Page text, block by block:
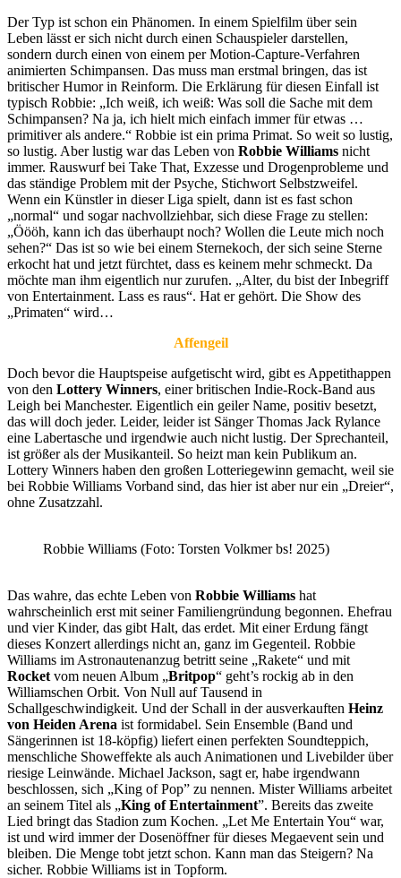
Der Typ ist schon ein Phänomen. In einem Spielfilm über sein
Leben lässt er sich nicht durch einen Schauspieler darstellen,
sondern durch einen von einem per Motion-Capture-Verfahren
animierten Schimpansen. Das muss man erstmal bringen, das ist
britischer Humor in Reinform. Die Erklärung für diesen Einfall ist
typisch Robbie: „Ich weiß, ich weiß: Was soll die Sache mit dem
Schimpansen? Na ja, ich hielt mich einfach immer für etwas …
primitiver als andere.“ Robbie ist ein prima Primat. So weit so lustig,
so lustig. Aber lustig war das Leben von Robbie Williams nicht
immer. Rauswurf bei Take That, Exzesse und Drogenprobleme und
das ständige Problem mit der Psyche, Stichwort Selbstzweifel.
Wenn ein Künstler in dieser Liga spielt, dann ist es fast schon
„normal“ und sogar nachvollziehbar, sich diese Frage zu stellen:
„Öööh, kann ich das überhaupt noch? Wollen die Leute mich noch
sehen?“ Das ist so wie bei einem Sternekoch, der sich seine Sterne
erkocht hat und jetzt fürchtet, dass es keinem mehr schmeckt. Da
möchte man ihm eigentlich nur zurufen. „Alter, du bist der Inbegriff
von Entertainment. Lass es raus“. Hat er gehört. Die Show des
„Primaten“ wird…
Affengeil
Doch bevor die Hauptspeise aufgetischt wird, gibt es Appetithappen
von den Lottery Winners, einer britischen Indie-Rock-Band aus
Leigh bei Manchester. Eigentlich ein geiler Name, positiv besetzt,
das will doch jeder. Leider, leider ist Sänger Thomas Jack Rylance
eine Labertasche und irgendwie auch nicht lustig. Der Sprechanteil,
ist größer als der Musikanteil. So heizt man kein Publikum an.
Lottery Winners haben den großen Lotteriegewinn gemacht, weil sie
bei Robbie Williams Vorband sind, das hier ist aber nur ein „Dreier“,
ohne Zusatzzahl.
Robbie Williams (Foto: Torsten Volkmer bs! 2025)
Das wahre, das echte Leben von Robbie Williams hat
wahrscheinlich erst mit seiner Familiengründung begonnen. Ehefrau
und vier Kinder, das gibt Halt, das erdet. Mit einer Erdung fängt
dieses Konzert allerdings nicht an, ganz im Gegenteil. Robbie
Williams im Astronautenanzug betritt seine „Rakete“ und mit
Rocket vom neuen Album „Britpop“ geht’s rockig ab in den
Williamschen Orbit. Von Null auf Tausend in
Schallgeschwindigkeit. Und der Schall in der ausverkauften Heinz
von Heiden Arena ist formidabel. Sein Ensemble (Band und
Sängerinnen ist 18-köpfig) liefert einen perfekten Soundteppich,
menschliche Showeffekte als auch Animationen und Livebilder über
riesige Leinwände. Michael Jackson, sagt er, habe irgendwann
beschlossen, sich „King of Pop” zu nennen. Mister Williams arbeitet
an seinem Titel als „King of Entertainment”. Bereits das zweite
Lied bringt das Stadion zum Kochen. „Let Me Entertain You“ war,
ist und wird immer der Dosenöffner für dieses Megaevent sein und
bleiben. Die Menge tobt jetzt schon. Kann man das Steigern? Na
sicher. Robbie Williams ist in Topform.